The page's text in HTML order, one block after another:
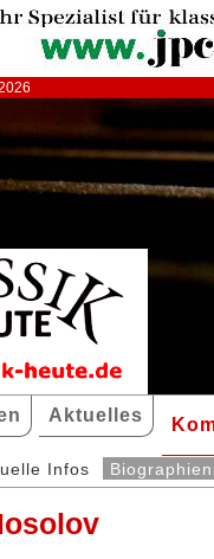
Aktuelles
Infos Biographien